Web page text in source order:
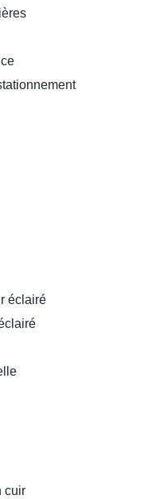
éclairé
cuir